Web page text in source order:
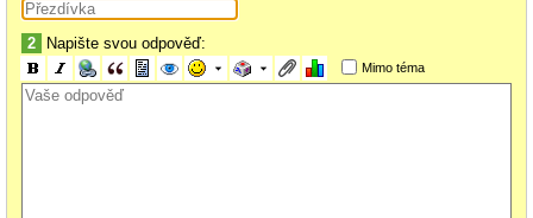
2 Napište svou odpověď:
Mimo téma